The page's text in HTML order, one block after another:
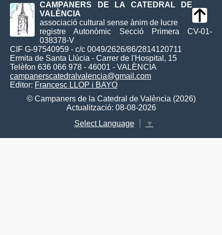
CAMPANERS DE LA CATEDRAL DE
VALÈNCIA
associació cultural sense ànim de lucre
registre Autonòmic Secció Primera CV-01-
038378-V
CIF G-97540959 - c/c 0049/2626/86/2814120711
Ermita de Santa Llúcia - Carrer de l'Hospital, 15
Telèfon 636 066 978 - 46001 - VALÈNCIA
campanerscatedralvalencia@gmail.com
Editor: Francesc LLOP i BAYO
© Campaners de la Catedral de València (2026)
Actualització: 08-08-2026
Select Language
▼